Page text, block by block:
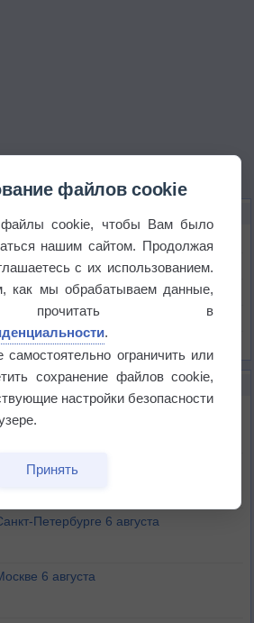
6 августа
6 августа
Петербурге 6 августа
6 августа
файлов cookie
cookie, чтобы Вам было
нашим сайтом. Продолжая
с их использованием.
как мы обрабатываем данные,
в
.
ограничить или
сохранение файлов cookie,
настройки безопасности
Принять